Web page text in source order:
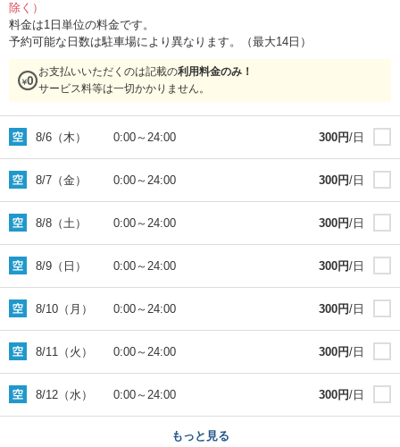
除く）
料金は1日単位の料金です。
予約可能な日数は駐車場により異なります。（最大14日）
お支払いいただくのは記載の利用料金のみ！
サービス料等は一切かかりません。
8/6（木） 0:00～ 24:00 300円/日
8/7（金） 0:00～ 24:00 300円/日
8/8（土） 0:00～ 24:00 300円/日
8/9（日） 0:00～ 24:00 300円/日
8/10（月） 0:00～ 24:00 300円/日
8/11（火） 0:00～ 24:00 300円/日
8/12（水） 0:00～ 24:00 300円/日
もっと見る